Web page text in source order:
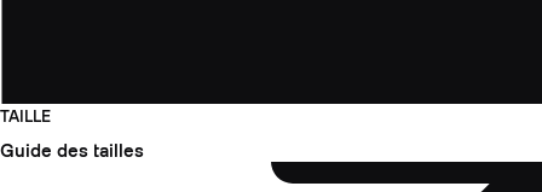
TAILLE
Guide des tailles